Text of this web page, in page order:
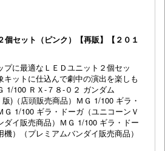
個セット（ピンク）【再販】【２０１
プに最適なＬＥＤユニット２個セッ
キットに仕込んで劇中の演出を楽しも
1/100 ＲＸ-７８-０２ ガンダム
版)（店頭販売商品）ＭＧ 1/100 ギラ・
Ｇ 1/100 ギラ・ドーガ（ユニコーンＶ
ダイ販売商品）ＭＧ 1/100 ギラ・ドー
）（プレミアムバンダイ販売商品）